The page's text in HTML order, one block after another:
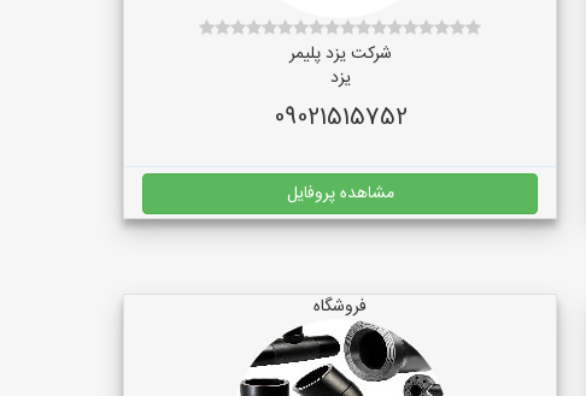
شرکت یزد پلیمر
یزد
09021515752
مشاهده پروفایل
فروشگاه